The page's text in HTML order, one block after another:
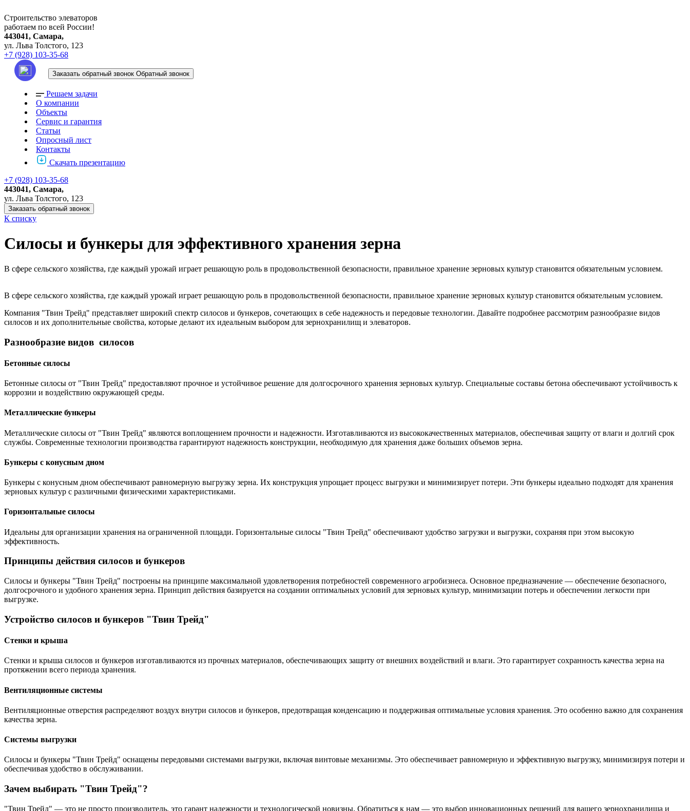
Строительство элеваторов
работаем по всей России!
443041, Самара,
ул. Льва Толстого, 123
+7 (928) 103-35-68
Заказать обратный звонок Обратный звонок
Решаем задачи
О компании
Объекты
Сервис и гарантия
Статьи
Опросный лист
Контакты
Скачать презентацию
+7 (928) 103-35-68
443041, Самара,
ул. Льва Толстого, 123
Заказать обратный звонок
К списку
Силосы и бункеры для эффективного хранения зерна
В сфере сельского хозяйства, где каждый урожай играет решающую роль в продовольственной безопасности, правильное хранение зерновых культур становится обязательным условием.
В сфере сельского хозяйства, где каждый урожай играет решающую роль в продовольственной безопасности, правильное хранение зерновых культур становится обязательным условием.
Компания "Твин Трейд" представляет широкий спектр силосов и бункеров, сочетающих в себе надежность и передовые технологии. Давайте подробнее рассмотрим разнообразие видов
силосов и их дополнительные свойства, которые делают их идеальным выбором для зернохранилищ и элеваторов.
Разнообразие видов силосов
Бетонные силосы
Бетонные силосы от "Твин Трейд" предоставляют прочное и устойчивое решение для долгосрочного хранения зерновых культур. Специальные составы бетона обеспечивают устойчивость к
коррозии и воздействию окружающей среды.
Металлические бункеры
Металлические силосы от "Твин Трейд" являются воплощением прочности и надежности. Изготавливаются из высококачественных материалов, обеспечивая защиту от влаги и долгий срок
службы. Современные технологии производства гарантируют надежность конструкции, необходимую для хранения даже больших объемов зерна.
Бункеры с конусным дном
Бункеры с конусным дном обеспечивают равномерную выгрузку зерна. Их конструкция упрощает процесс выгрузки и минимизирует потери. Эти бункеры идеально подходят для хранения
зерновых культур с различными физическими характеристиками.
Горизонтальные силосы
Идеальны для организации хранения на ограниченной площади. Горизонтальные силосы "Твин Трейд" обеспечивают удобство загрузки и выгрузки, сохраняя при этом высокую
эффективность.
Принципы действия силосов и бункеров
Силосы и бункеры "Твин Трейд" построены на принципе максимальной удовлетворения потребностей современного агробизнеса. Основное предназначение — обеспечение безопасного,
долгосрочного и удобного хранения зерна. Принцип действия базируется на создании оптимальных условий для зерновых культур, минимизации потерь и обеспечении легкости при
выгрузке.
Устройство силосов и бункеров "Твин Трейд"
Стенки и крыша
Стенки и крыша силосов и бункеров изготавливаются из прочных материалов, обеспечивающих защиту от внешних воздействий и влаги. Это гарантирует сохранность качества зерна на
протяжении всего периода хранения.
Вентиляционные системы
Вентиляционные отверстия распределяют воздух внутри силосов и бункеров, предотвращая конденсацию и поддерживая оптимальные условия хранения. Это особенно важно для сохранения
качества зерна.
Системы выгрузки
Силосы и бункеры "Твин Трейд" оснащены передовыми системами выгрузки, включая винтовые механизмы. Это обеспечивает равномерную и эффективную выгрузку, минимизируя потери и
обеспечивая удобство в обслуживании.
Зачем выбирать "Твин Трейд"?
"Твин Трейд" — это не просто производитель, это гарант надежности и технологической новизны. Обратиться к нам — это выбор инновационных решений для вашего зернохранилища и